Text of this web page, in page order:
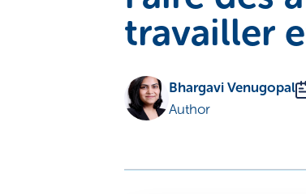
travailler
Bhargavi Venugopal
Author